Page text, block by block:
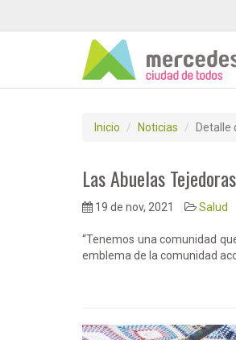
Inicio Noticias Detalle
Las Abuelas
19 de nov, 2021 Salud
“Tenemos una comunidad
emblema de la comunidad